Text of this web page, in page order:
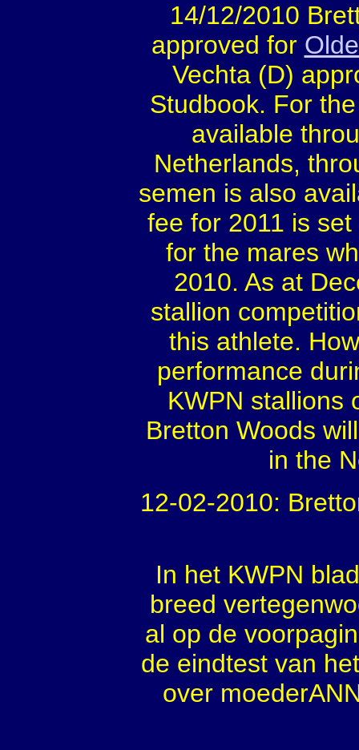
14/12/2010
approved for
Vechta (D)
Studbook. For
available
Netherlands,
semen is also
fee for 2011 is
for the mares
2010. As at
stallion
this athlete.
performance
KWPN stallions
Bretton Woods
in the
12-02-2010:
In het KWPN
breed
al op de
de eindtest van
over